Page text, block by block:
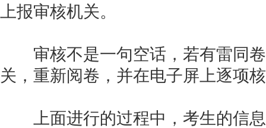
上报审核机关。
审核不是一句空话，若有雷同卷
关，重新阅卷，并在电子屏上逐项
上面进行的过程中，考生的信息